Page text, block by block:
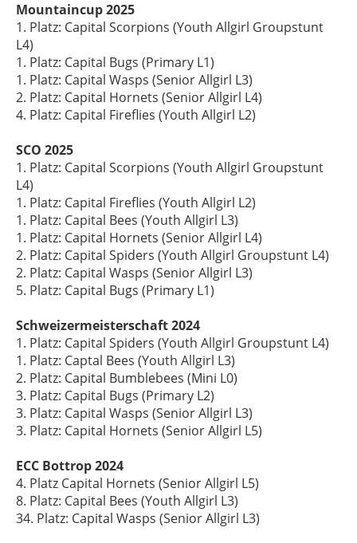
Mountaincup 2025
1. Platz: Capital Scorpions (Youth Allgirl Groupstunt
L4)
1. Platz: Capital Bugs (Primary L1)
1. Platz: Capital Wasps (Senior Allgirl L3)
2. Platz: Capital Hornets (Senior Allgirl L4)
4. Platz: Capital Fireflies (Youth Allgirl L2)
SCO 2025
1. Platz: Capital Scorpions (Youth Allgirl Groupstunt
L4)
1. Platz: Capital Fireflies (Youth Allgirl L2)
1. Platz: Capital Bees (Youth Allgirl L3)
1. Platz: Capital Hornets (Senior Allgirl L4)
2. Platz: Capital Spiders (Youth Allgirl Groupstunt L4)
2. Platz: Capital Wasps (Senior Allgirl L3)
5. Platz: Capital Bugs (Primary L1)
Schweizermeisterschaft 2024
1. Platz: Capital Spiders (Youth Allgirl Groupstunt L4)
1. Platz: Captal Bees (Youth Allgirl L3)
2. Platz: Capital Bumblebees (Mini L0)
3. Platz: Capital Bugs (Primary L2)
3. Platz: Capital Wasps (Senior Allgirl L3)
3. Platz: Capital Hornets (Senior Allgirl L5)
ECC Bottrop 2024
4. Platz Capital Hornets (Senior Allgirl L5)
8. Platz: Capital Bees (Youth Allgirl L3)
34. Platz: Capital Wasps (Senior Allgirl L3)